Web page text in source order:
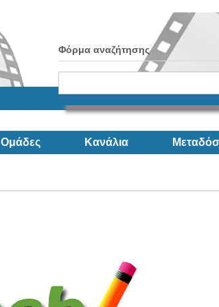
Φόρμα αναζήτησης
Ομάδες Κανάλια